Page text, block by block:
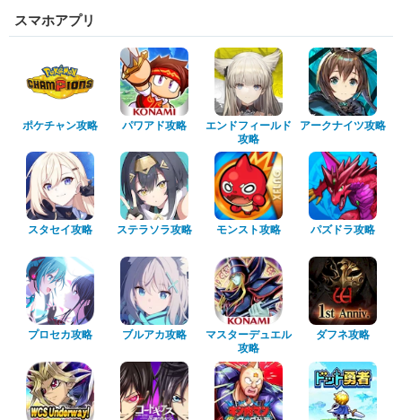
スマホアプリ
ポケチャン攻略 パワアド攻略
エンドフィールド
攻略
アークナイツ攻略
スタセイ攻略 ステラソラ攻略 モンスト攻略 パズドラ攻略
プロセカ攻略 ブルアカ攻略
マスターデュエル
攻略
ダフネ攻略